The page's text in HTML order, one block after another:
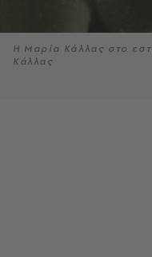
Η Μαρία Κάλλας στο
Κάλλας